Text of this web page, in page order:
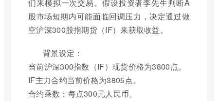
们来模拟一次交易。假设投资者李先生判断A
股市场短期内可能面临回调压力，决定通过做
空沪深300股指期货（IF）来获取收益。
背景设定：
当前沪深300指数（IF）现货价格为3800点。
IF主力合约当前价格为3805点。
合约乘数：每点300元人民币。